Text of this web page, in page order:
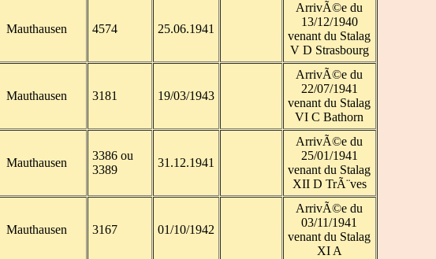
Mauthausen 4574 25.06.1941
ArrivÃ©e du
13/12/1940
venant du Stalag
V D Strasbourg
Mauthausen 3181 19/03/1943
ArrivÃ©e du
22/07/1941
venant du Stalag
VI C Bathorn
Mauthausen
3386 ou
3389
31.12.1941
ArrivÃ©e du
25/01/1941
venant du Stalag
XII D TrÃ¨ves
Mauthausen 3167 01/10/1942
ArrivÃ©e du
03/11/1941
venant du Stalag
XI A